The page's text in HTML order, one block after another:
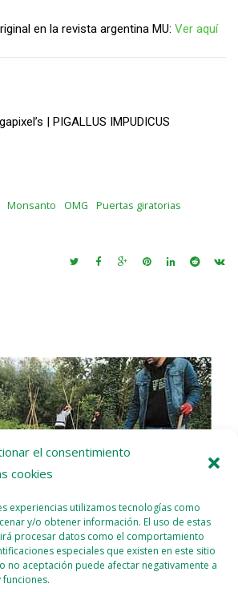
el consentimiento
cookies
experiencias utilizamos tecnologías como
y/o obtener información. El uso de estas
procesar datos como el comportamiento
especiales que existen en este sitio
no aceptación puede afectar negativamente a
en la revista argentina MU: Ver aquí
| PIGALLUS IMPUDICUS
Monsanto OMG
Puertas giratorias